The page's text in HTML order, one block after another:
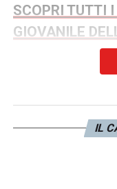
SCOPRI TUTTI
GIOVANILE
LA PLAYLIST
IL